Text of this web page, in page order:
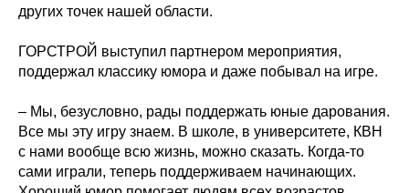
других точек нашей области.
ГОРСТРОЙ выступил партнером мероприятия,
поддержал классику юмора и даже побывал на игре.
– Мы, безусловно, рады поддержать юные дарования.
Все мы эту игру знаем. В школе, в университете, КВН
с нами вообще всю жизнь, можно сказать. Когда-то
сами играли, теперь поддерживаем начинающих.